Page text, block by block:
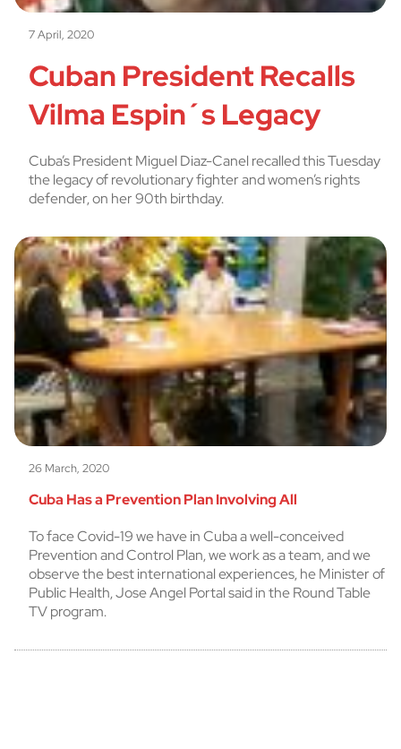
7 April, 2020
Cuban President Recalls
Vilma Espin´s Legacy
Cuba’s President Miguel Diaz-Canel recalled this Tuesday
the legacy of revolutionary fighter and women’s rights
defender, on her 90th birthday.
26 March, 2020
Cuba Has a Prevention Plan Involving All
To face Covid-19 we have in Cuba a well-conceived
Prevention and Control Plan, we work as a team, and we
observe the best international experiences, he Minister of
Public Health, Jose Angel Portal said in the Round Table
TV program.